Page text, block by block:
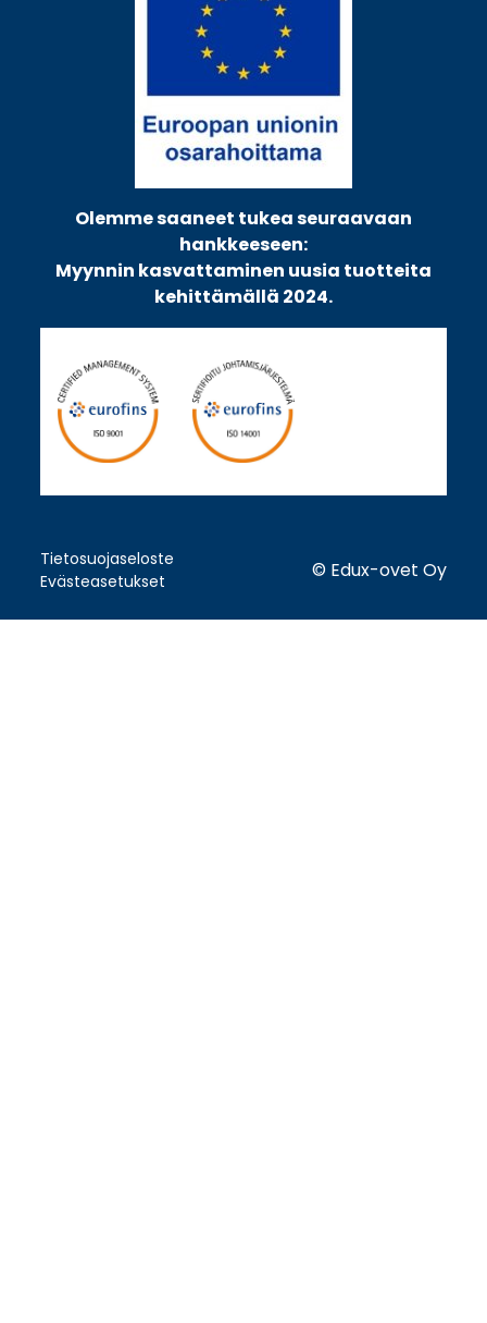
Olemme saaneet tukea seuraavaan
hankkeeseen:
Myynnin kasvattaminen uusia tuotteita
kehittämällä 2024.
Tietosuojaseloste
Evästeasetukset
© Edux-ovet Oy